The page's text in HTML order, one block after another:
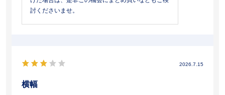
討くださいませ。
2026.7.15
横幅